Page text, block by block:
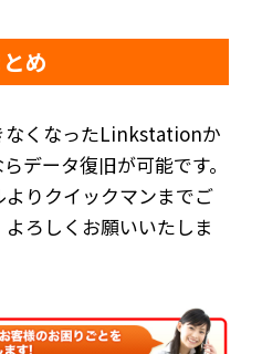
め
なくなったLinkstationか
データ復旧が可能です。
りクイックマンまでご
ろしくお願いいたしま